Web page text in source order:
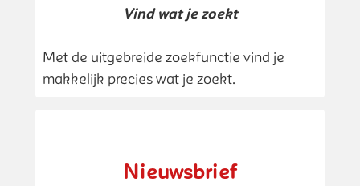
Vind wat je zoekt
Met de uitgebreide zoekfunctie vind je
makkelijk precies wat je zoekt.
Nieuwsbrief